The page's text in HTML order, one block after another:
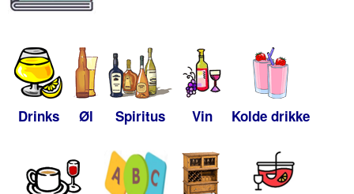
Drinks Øl Spiritus Vin Kolde drikke